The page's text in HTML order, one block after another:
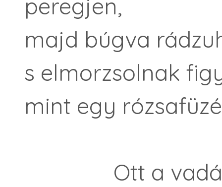
peregjen,
majd búgva
s elmorzsolnak
mint egy
Ott a